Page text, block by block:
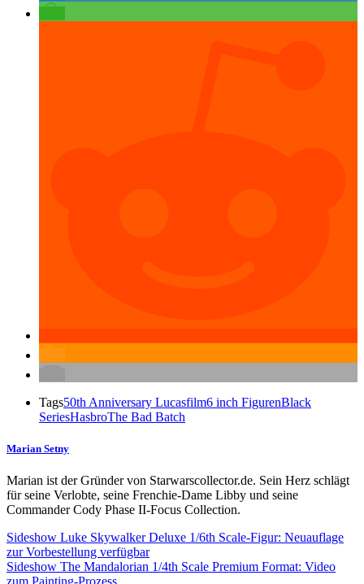
Tags50th Anniversary Lucasfilm6 inch FigurenBlack
SeriesHasbroThe Bad Batch
Marian Setny
Marian ist der Gründer von Starwarscollector.de. Sein Herz schlägt
für seine Verlobte, seine Frenchie-Dame Libby und seine
Commander Cody Phase II-Focus Collection.
Sideshow Luke Skywalker Deluxe 1/6th Scale-Figur: Neuauflage
zur Vorbestellung verfügbar
Sideshow The Mandalorian 1/4th Scale Premium Format: Video
zum Painting-Prozess